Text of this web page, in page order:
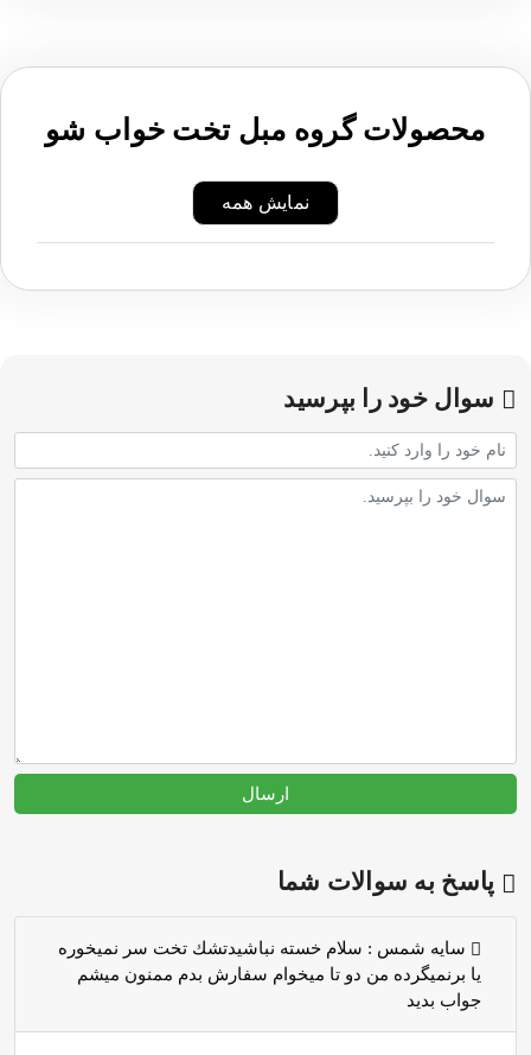
محصولات گروه مبل تخت خواب شو
نمایش همه
سوال خود را بپرسید
ارسال
پاسخ به سوالات شما
سايه شمس : سلام خسته نباشيدتشك تخت سر نميخوره
يا برنميگرده من دو تا ميخوام سفارش بدم ممنون ميشم
جواب بديد